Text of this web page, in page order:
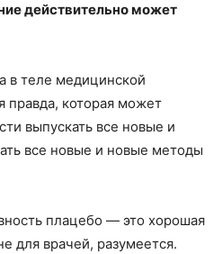
действительно может
в теле медицинской
правда, которая может
выпускать все новые и
все новые и новые методы
плацебо — это хорошая
для врачей, разумеется.